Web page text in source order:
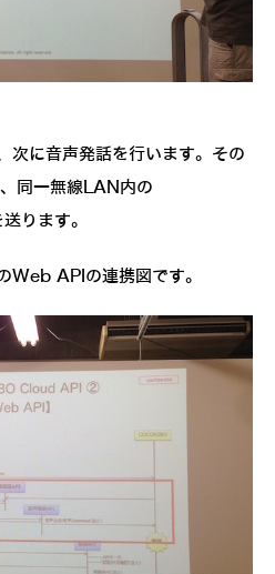
次に音声発話を行います。その
同一無線LAN内の
ります。
APIの連携図です。